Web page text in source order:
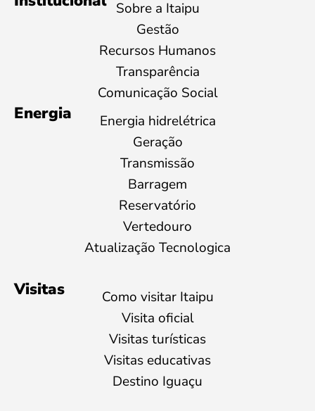
Sobre a Itaipu
Gestão
Recursos Humanos
Transparência
Comunicação Social
Energia
Energia hidrelétrica
Geração
Transmissão
Barragem
Reservatório
Vertedouro
Atualização Tecnologica
Visitas
Como visitar Itaipu
Visita oficial
Visitas turísticas
Visitas educativas
Destino Iguaçu